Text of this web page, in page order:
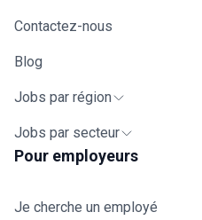
Contactez-nous
Blog
Jobs par région
Jobs par secteur
Pour employeurs
Je cherche un employé